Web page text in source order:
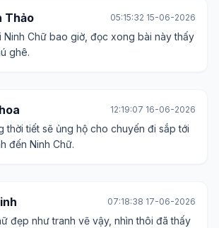
Thảo 05:15:32 15-06-2026
Ninh Chữ bao giờ, đọc xong bài này thấy
ghê.
12:19:07 16-06-2026
thời tiết sẽ ủng hộ cho chuyến đi sắp tới
đến Ninh Chữ.
07:18:38 17-06-2026
đẹp như tranh vẽ vậy, nhìn thôi đã thấy